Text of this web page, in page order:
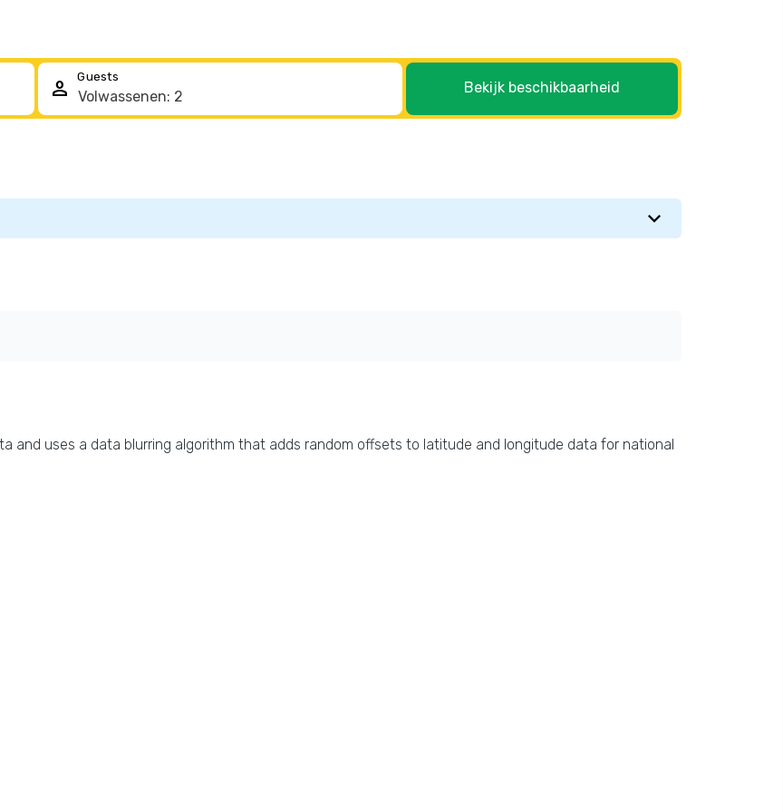
person Guests
Bekijk beschikbaarheid
and uses a data blurring algorithm that adds random offsets to latitude and longitude data for national